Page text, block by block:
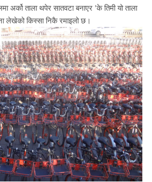
अर्को ताला थपेर सातवटा बनाएर 'के तिमी यो ताला
लेखेको किस्सा निकै रमाइलो छ।